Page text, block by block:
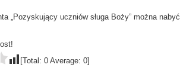
„Pozyskujący uczniów sługa Boży” można nabyć
[Total: 0 Average: 0]